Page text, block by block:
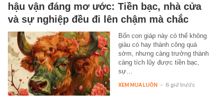
hậu vận đáng mơ ước: Tiền bạc, nhà cửa
và sự nghiệp đều đi lên chậm mà chắc
Bốn con giáp này có thể không
giàu có hay thành công quá
sớm, nhưng càng trưởng thành
càng tích lũy được tiền bạc,
sự…
XEM MUA LUÔN - 6 giờ trước